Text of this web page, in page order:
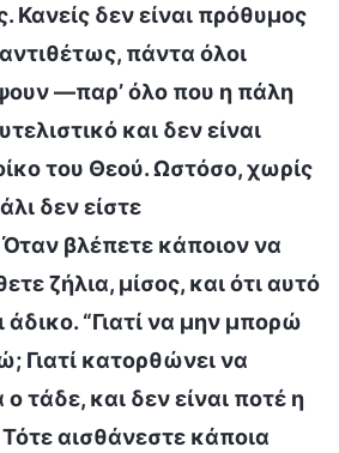
Κανείς δεν είναι πρόθυμος
πάντα όλοι
—παρ’ όλο που η πάλη
και δεν είναι
του Θεού. Ωστόσο, χωρίς
δεν είστε
Όταν βλέπετε κάποιον να
ζήλια, μίσος, και ότι αυτό
άδικο. “Γιατί να μην μπορώ
Γιατί κατορθώνει να
τάδε, και δεν είναι ποτέ η
αισθάνεστε κάποια